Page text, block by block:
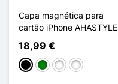
Capa magnética para
cartão iPhone AHASTYLE
18,99 €
PretoVerdeBleu Bébé
Bleu Nuit